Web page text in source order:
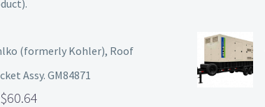
(formerly Kohler), Roof
Assy. GM84871
60.64